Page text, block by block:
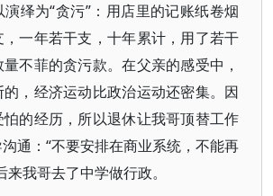
绎为“贪污”：用店里的记账纸卷烟
一年若干支，十年累计，用了若干
不菲的贪污款。在父亲的感受中，
，经济运动比政治运动还密集。因
的经历，所以退休让我哥顶替工作
通：“不要安排在商业系统，不能再
来我哥去了中学做行政。